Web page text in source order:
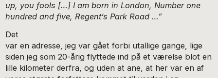
up, you fools […] I am born in London, Number one
hundred and five, Regent’s Park Road …”
Det
var en adresse, jeg var gået forbi utallige gange, lige
siden jeg som 20-årig flyttede ind på et værelse blot en
lille kilometer derfra, og uden at ane, at her var en af